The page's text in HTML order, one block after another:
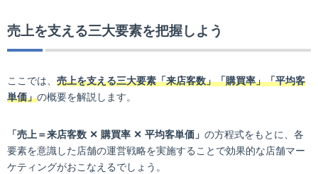
売上を支える三大要素を把握しよう
ここでは、 売上を支える三大要素「来店客数」「購買率」「平均客
単価」の概要を解説します。
「売上＝来店客数 ✕ 購買率 ✕ 平均客単価」 の方程式をもとに、各
要素を意識した店舗の運営戦略を実施することで効果的な店舗マー
ケティングがおこなえるでしょう。